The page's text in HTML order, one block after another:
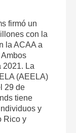
firmó un
con la
la ACAA a
2021. La
(AEELA)
29 de
tiene
y
Rico y